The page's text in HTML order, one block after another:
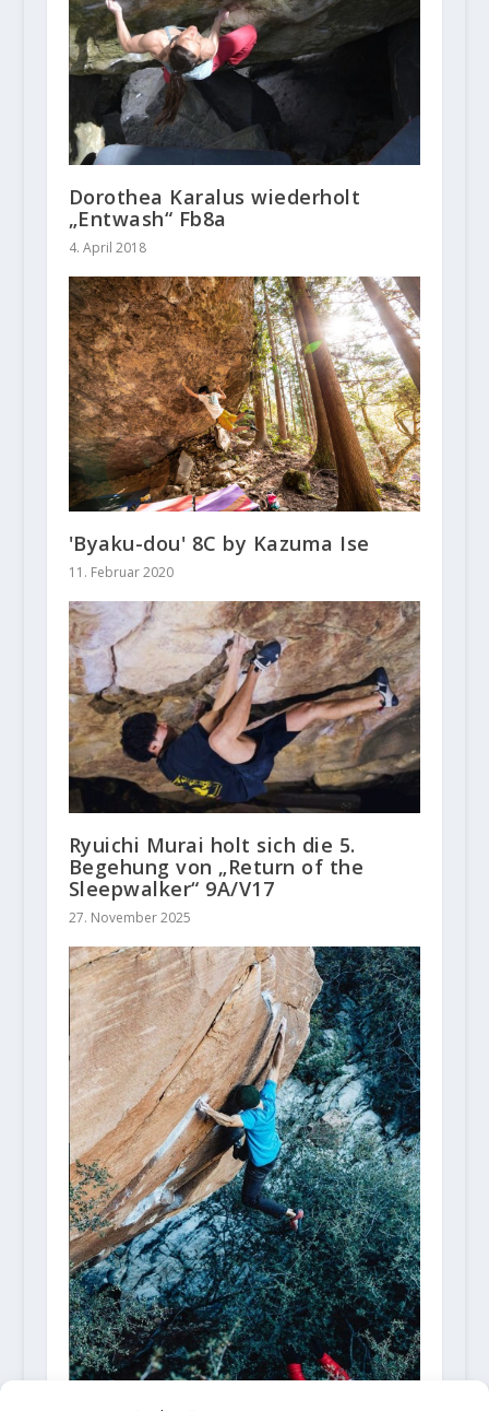
Dorothea Karalus wiederholt
„Entwash“ Fb8a
4. April 2018
'Byaku-dou' 8C by Kazuma Ise
11. Februar 2020
Ryuichi Murai holt sich die 5.
Begehung von „Return of the
Sleepwalker“ 9A/V17
27. November 2025